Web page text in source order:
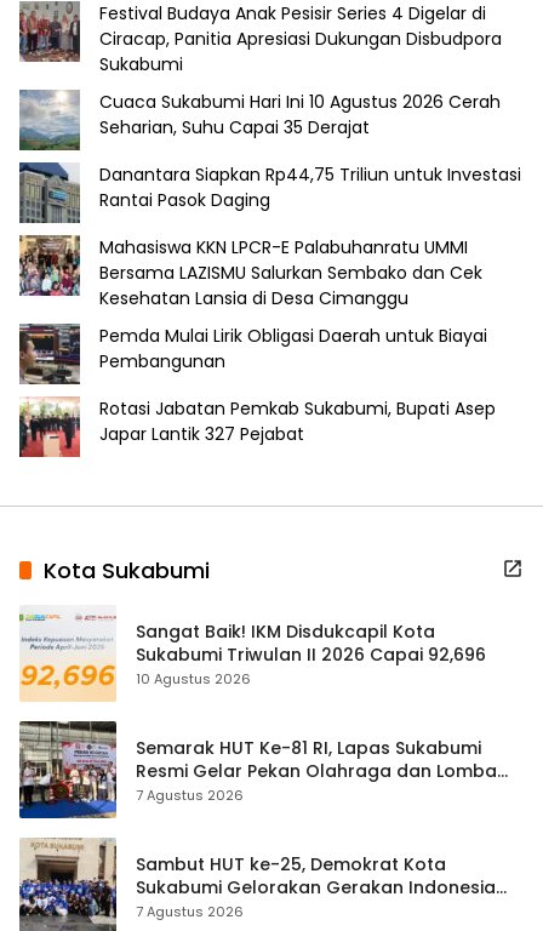
Festival Budaya Anak Pesisir Series 4 Digelar di
Ciracap, Panitia Apresiasi Dukungan Disbudpora
Sukabumi
Cuaca Sukabumi Hari Ini 10 Agustus 2026 Cerah
Seharian, Suhu Capai 35 Derajat
Danantara Siapkan Rp44,75 Triliun untuk Investasi
Rantai Pasok Daging
Mahasiswa KKN LPCR-E Palabuhanratu UMMI
Bersama LAZISMU Salurkan Sembako dan Cek
Kesehatan Lansia di Desa Cimanggu
Pemda Mulai Lirik Obligasi Daerah untuk Biayai
Pembangunan
Rotasi Jabatan Pemkab Sukabumi, Bupati Asep
Japar Lantik 327 Pejabat
Kota Sukabumi
Sangat Baik! IKM Disdukcapil Kota
Sukabumi Triwulan II 2026 Capai 92,696
10 Agustus 2026
Semarak HUT Ke-81 RI, Lapas Sukabumi
Resmi Gelar Pekan Olahraga dan Lomba
Tradisional
7 Agustus 2026
Sambut HUT ke-25, Demokrat Kota
Sukabumi Gelorakan Gerakan Indonesia
ASRI Lewat Aksi Bersih Masjid Agung
7 Agustus 2026